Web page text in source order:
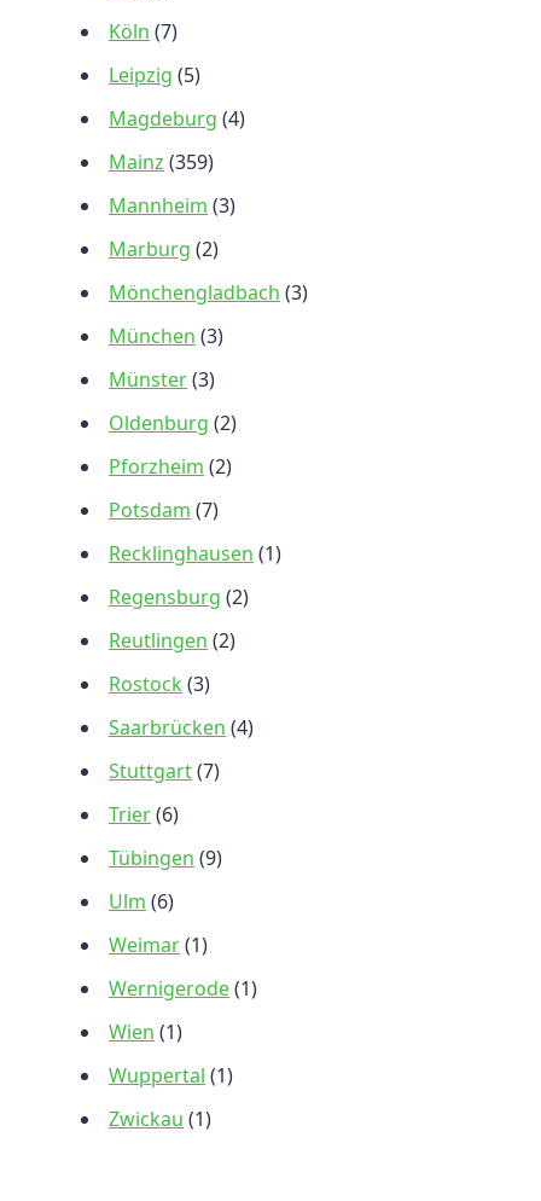
Köln (7)
Leipzig (5)
Magdeburg (4)
Mainz (359)
Mannheim (3)
Marburg (2)
Mönchengladbach (3)
München (3)
Münster(3)
Oldenburg (2)
Pforzheim (2)
Potsdam (7)
Recklinghausen (1)
Regensburg (2)
Reutlingen (2)
Rostock (3)
Saarbrücken (4)
Stuttgart(7)
Trier(6)
Tübingen (9)
Ulm (6)
Weimar(1)
Wernigerode(1)
Wien (1)
Wuppertal (1)
Zwickau (1)